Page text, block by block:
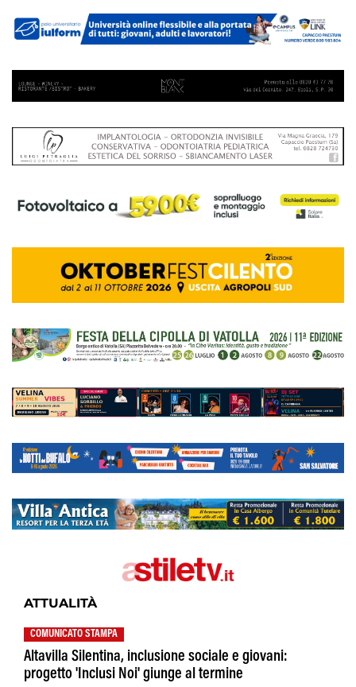
ATTUALITÀ
COMUNICATO STAMPA
Altavilla Silentina, inclusione sociale e giovani:
progetto 'Inclusi Noi' giunge al termine